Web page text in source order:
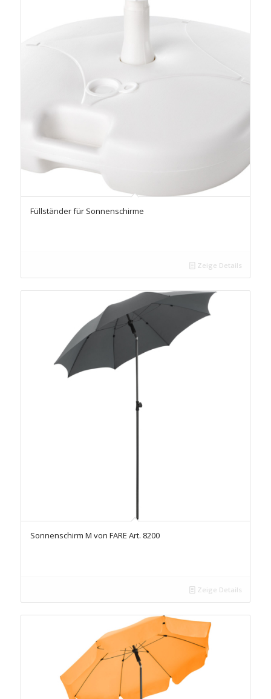
Füllständer für Sonnenschirme
Zeige Details
Sonnenschirm M von FARE Art. 8200
Zeige Details